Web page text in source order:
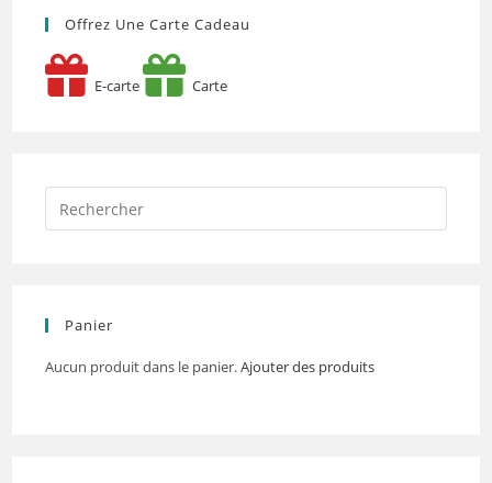
Offrez Une Carte Cadeau
E-carte Carte
Panier
Aucun produit dans le panier.Ajouter des produits